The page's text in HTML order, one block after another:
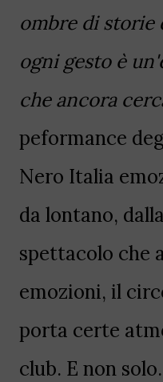
ombre di storie
ogni gesto è
che ancora
peformance
Nero Italia
da lontano,
spettacolo che
emozioni, il
porta certe
club. E non solo.